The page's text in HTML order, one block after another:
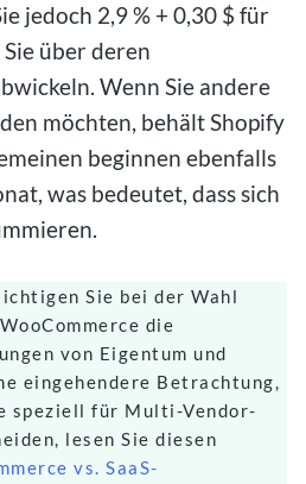
jedoch 2,9 % + 0,30 $ für
über deren
Wenn Sie andere
möchten, behält Shopify
beginnen ebenfalls
was bedeutet, dass sich
Sie bei der Wahl
die
von Eigentum und
eingehendere Betrachtung,
speziell für Multi-Vendor-
lesen Sie diesen
vs. SaaS-